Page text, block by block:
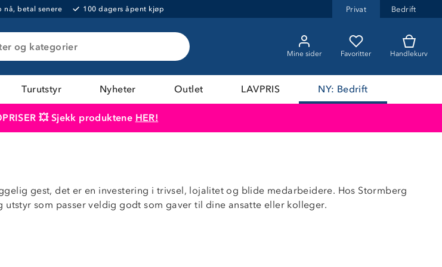
nå, betal senere 100 dagers åpent kjøp Privat Bedrift
og kategorier
Mine sider Favoritter Handlekurv
Turutstyr Nyheter Outlet LAVPRIS NY: Bedrift
💥 Sjekk produktene HER!
gest, det er en investering i trivsel, lojalitet og blide medarbeidere. Hos Stormberg
som passer veldig godt som gaver til dine ansatte eller kolleger.